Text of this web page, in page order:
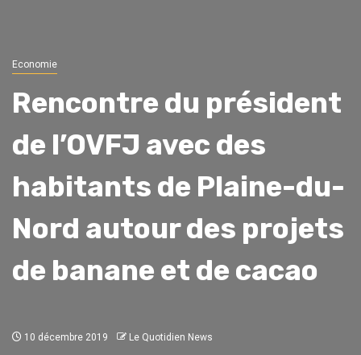
Economie
Rencontre du président
de l’OVFJ avec des
habitants de Plaine-du-
Nord autour des projets
de banane et de cacao
10 décembre 2019 Le Quotidien News